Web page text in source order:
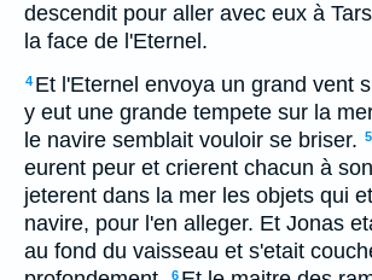
descendit pour aller avec eux à
la face de l'Eternel.
4 Et l'Eternel envoya un grand vent
y eut une grande tempete sur la
le navire semblait vouloir se briser. 5
eurent peur et crierent chacun à
jeterent dans la mer les objets qui
navire, pour l'en alleger. Et Jonas
au fond du vaisseau et s'etait
6